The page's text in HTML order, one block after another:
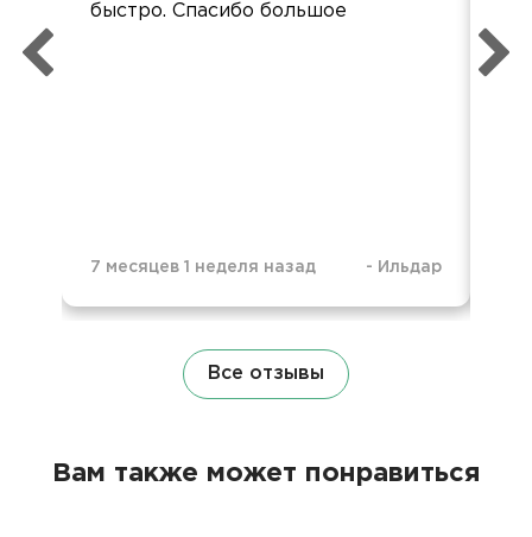
быстро. Спасибо большое
7 месяцев 1 неделя назад - Ильдар
Все отзывы
Вам также может понравиться